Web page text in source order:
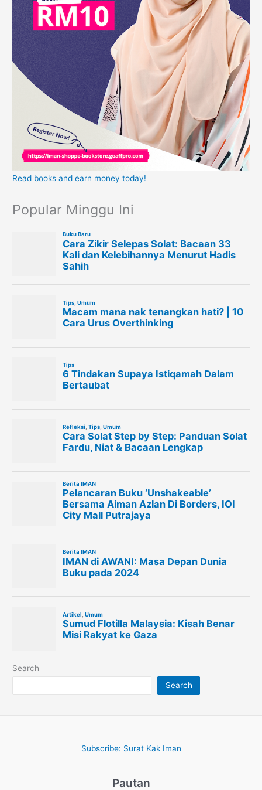
Read books and earn money today!
Popular Minggu Ini
Search
Search
Subscribe: Surat Kak Iman
Pautan